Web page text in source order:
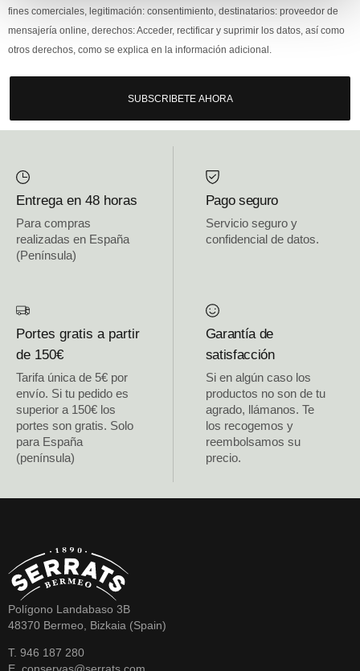
fines comerciales, legitimación: consentimiento, destinatarios: proveedor de
mensajería online, derechos: Acceder, rectificar y suprimir los datos, así como
otros derechos, como se explica en la información adicional.
SUBSCRIBETE AHORA
Entrega en 48 horas
Para compras
realizadas en España
(Península)
Pago seguro
Servicio seguro y
confidencial de datos.
Portes gratis a partir
de 150€
Tarifa única de 5€ por
envío. Si tu pedido es
superior a 150€ los
portes son gratis. Solo
para España
(península)
Garantía de
satisfacción
Si en algún caso los
productos no son de tu
agrado, llámanos. Te
los recogemos y
reembolsamos su
precio.
Polígono Landabaso 3B
48370 Bermeo, Bizkaia (Spain)
T. 946 187 280